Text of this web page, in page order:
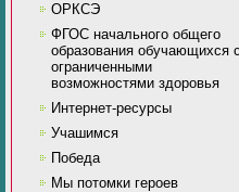
ОРКСЭ
ФГОС начального общего
образования обучающихся с
ограниченными
возможностями здоровья
Интернет-ресурсы
Учашимся
Победа
Мы потомки героев